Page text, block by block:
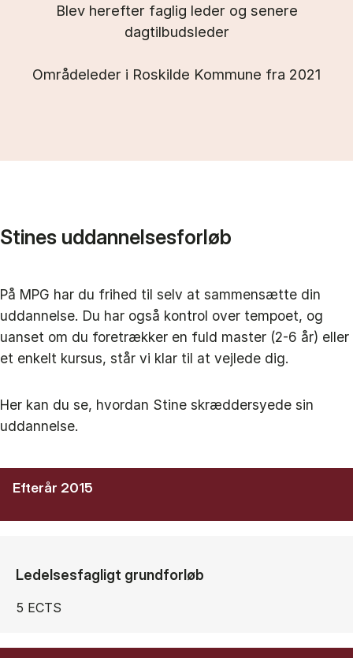
Blev herefter faglig leder og senere
dagtilbudsleder
Områdeleder i Roskilde Kommune fra 2021
Stines uddannelsesforløb
På MPG har du frihed til selv at sammensætte din
uddannelse. Du har også kontrol over tempoet, og
uanset om du foretrækker en fuld master (2-6 år) eller
et enkelt kursus, står vi klar til at vejlede dig.
Her kan du se, hvordan Stine skræddersyede sin
uddannelse.
Efterår 2015
Ledelsesfagligt grundforløb
5 ECTS